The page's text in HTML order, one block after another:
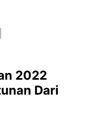
2022
Dari